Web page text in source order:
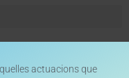
actuacions que